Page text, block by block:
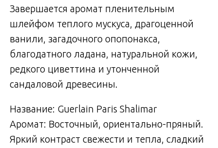
Завершается аромат пленительным
шлейфом теплого мускуса, драгоценной
ванили, загадочного опопонакса,
благодатного ладана, натуральной кожи,
редкого циветтина и утонченной
сандаловой древесины.
Название: Guerlain Paris Shalimar
Аромат: Восточный, ориентально-пряный.
Яркий контраст свежести и тепла, сладкий